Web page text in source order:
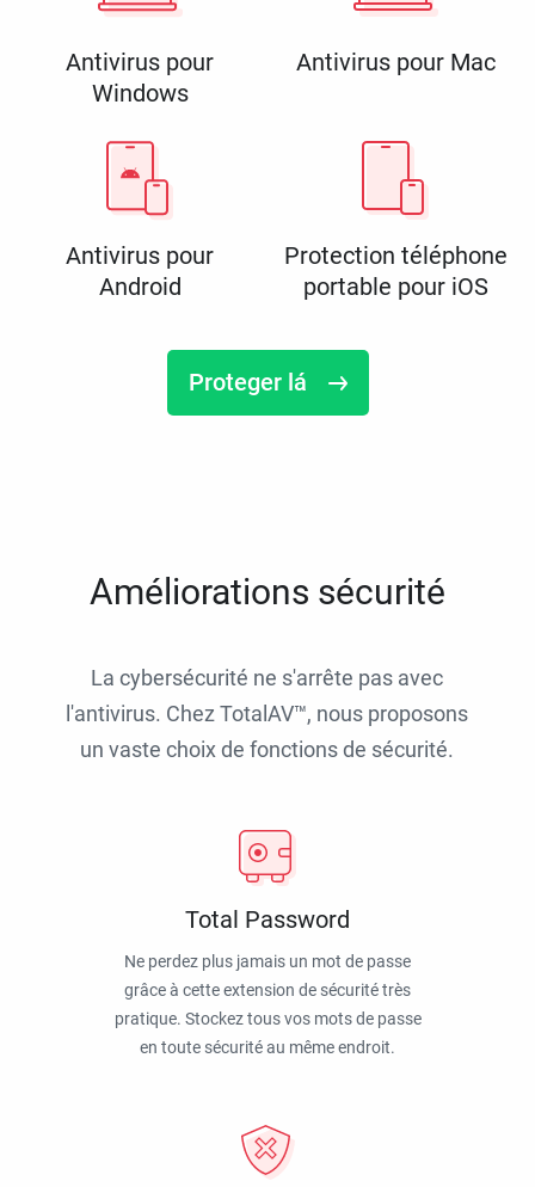
Antivirus pour
Windows
Antivirus pour Mac
Antivirus pour
Android
Protection téléphone
portable pour iOS
Proteger lá
Améliorations sécurité
La cybersécurité ne s'arrête pas avec
l'antivirus. Chez TotalAV™, nous proposons
un vaste choix de fonctions de sécurité.
Total Password
Ne perdez plus jamais un mot de passe
grâce à cette extension de sécurité très
pratique. Stockez tous vos mots de passe
en toute sécurité au même endroit.